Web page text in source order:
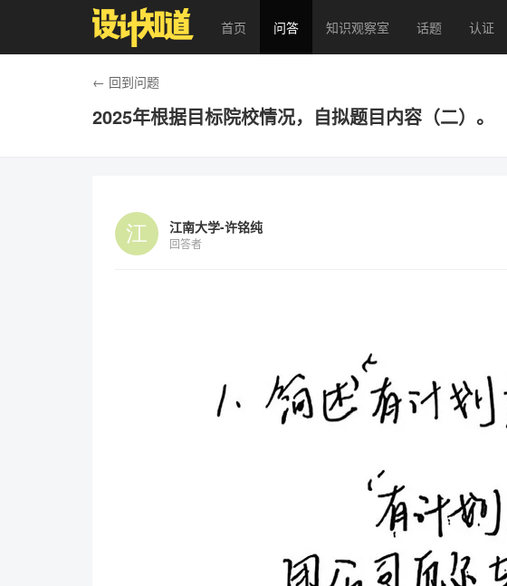
首页 问答 知识观察室 话题 认证
← 回到问题
2025年根据目标院校情况，自拟题目内容（二）。
江南大学-许铭纯
回答者